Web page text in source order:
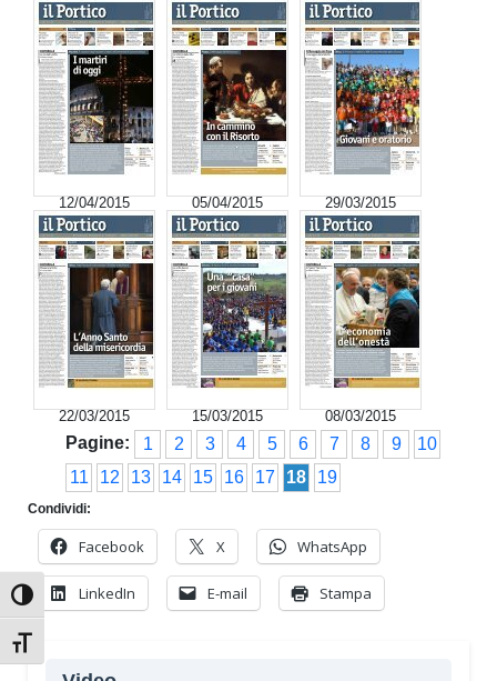
Attiva/disattiva alto contrasto
Attiva/disattiva dimensione testo
12/04/2015 05/04/2015 29/03/2015
22/03/2015 15/03/2015 08/03/2015
Pagine: 1 2 3 4 5 6 7 8 9
10
11
12 13 14 15 16 17 18 19
Condividi:
Facebook X WhatsApp
LinkedIn E-mail Stampa